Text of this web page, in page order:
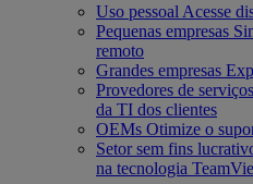
Uso pessoal Acesse
Pequenas empresas
remoto
Grandes empresas
Provedores de
da TI dos clientes
OEMs Otimize o
Setor sem fins
na tecnologia